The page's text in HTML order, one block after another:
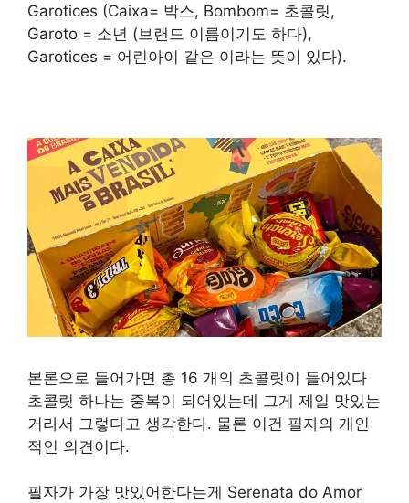
Garotices (Caixa= 박스, Bombom= 초콜릿,
Garoto = 소년 (브랜드 이름이기도 하다),
Garotices = 어린아이 같은 이라는 뜻이 있다).
본론으로 들어가면 총 16 개의 초콜릿이 들어있다
초콜릿 하나는 중복이 되어있는데 그게 제일 맛있는
거라서 그렇다고 생각한다. 물론 이건 필자의 개인
적인 의견이다.
필자가 가장 맛있어한다는게 Serenata do Amor